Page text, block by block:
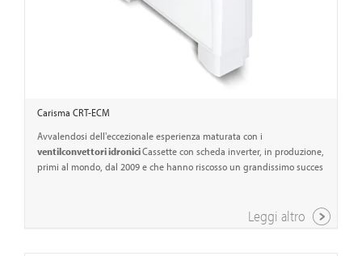
Carisma CRT-ECM
Avvalendosi dell'eccezionale esperienza maturata con i
ventilconvettori idroniciCassette con scheda inverter, in produzione,
primi al mondo, dal 2009 e che hanno riscosso un grandissimo succes
Leggi altro